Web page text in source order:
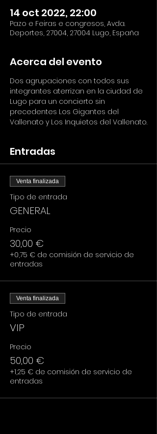
14 oct 2022, 22:00
Pazo e Feiras e congresos, Avda.
Deportes, 27004, 27004 Lugo, España
Acerca del evento
Dos agrupaciones con todos sus
integrantes aterrizan en la ciudad de
Lugo para un concierto sin
precedentes Los Gigantes del
Vallenato y Los Inquietos del Vallenato.
Entradas
Venta finalizada
Tipo de entrada
GENERAL
Precio
30,00 €
+0,75 € de comisión de servicio de
entradas
Venta finalizada
Tipo de entrada
VIP
Precio
50,00 €
+1,25 € de comisión de servicio de
entradas